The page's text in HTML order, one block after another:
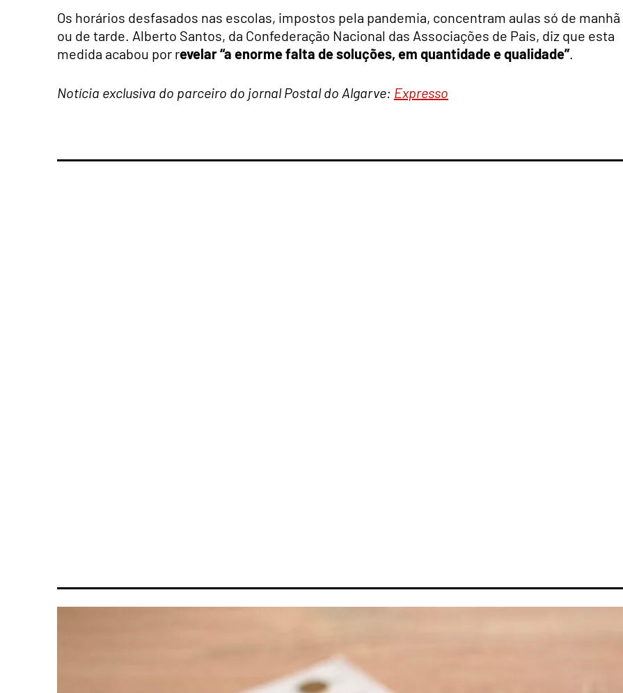
Os horários desfasados nas escolas, impostos pela pandemia, concentram aulas só de manhã
ou de tarde. Alberto Santos, da Confederação Nacional das Associações de Pais, diz que esta
medida acabou por revelar “a enorme falta de soluções, em quantidade e qualidade”
Notícia exclusiva do parceiro do jornal Postal do Algarve: Expresso